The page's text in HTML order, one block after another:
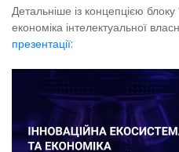
Детальніше із концепцією
економіка інтелектуальної
презентації: